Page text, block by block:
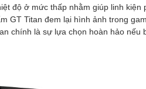
độ ở mức thấp nhằm giúp linh
GT Titan đem lại hình ảnh trong
chính là sự lựa chọn hoàn hảo